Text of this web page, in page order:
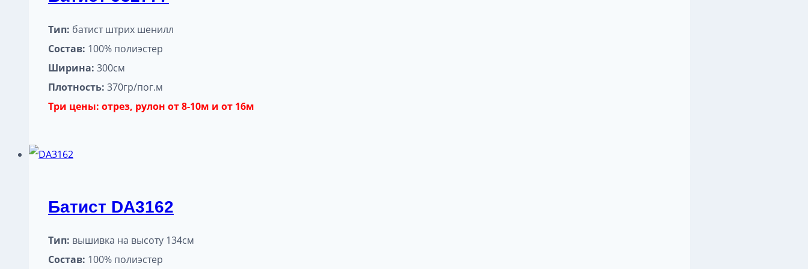
Тип: батист штрих шенилл
Состав: 100% полиэстер
Ширина: 300см
Плотность: 370гр/пог.м
Три цены: отрез, рулон от 8-10м и от 16м
Батист DA3162
Тип: вышивка на высоту 134см
Состав: 100% полиэстер